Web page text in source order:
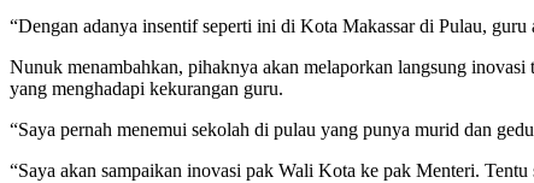
“Dengan adanya insentif seperti ini di Kota Makassar di Pulau,
Nunuk menambahkan, pihaknya akan melaporkan langsung
yang menghadapi kekurangan guru.
“Saya pernah menemui sekolah di pulau yang punya murid dan
“Saya akan sampaikan inovasi pak Wali Kota ke pak Menteri.